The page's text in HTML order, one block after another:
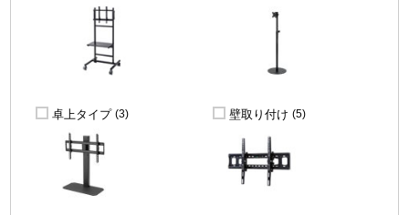
卓上タイプ (3) 壁取り付け (5)